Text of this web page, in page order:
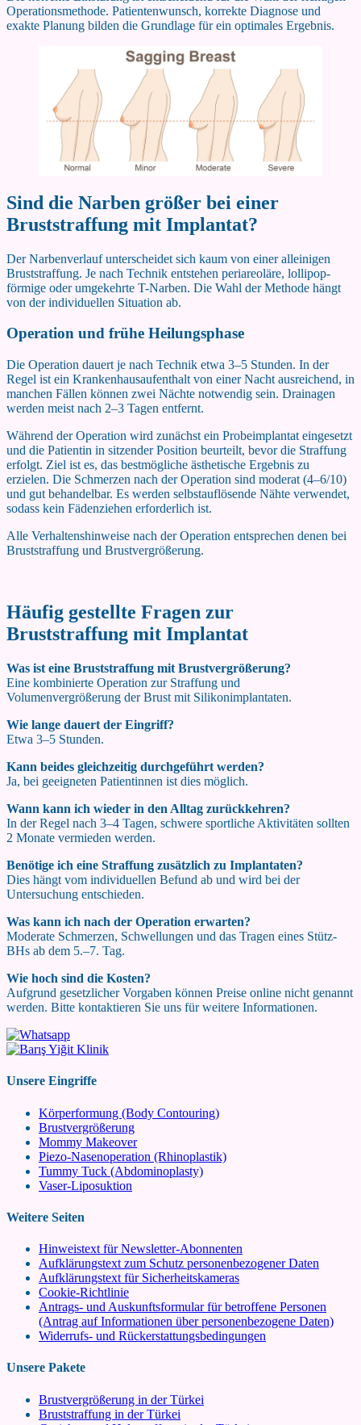
Operationsmethode. Patientenwunsch, korrekte Diagnose und
exakte Planung bilden die Grundlage für ein optimales Ergebnis.
Sind die Narben größer bei einer
Bruststraffung mit Implantat?
Der Narbenverlauf unterscheidet sich kaum von einer alleinigen
Bruststraffung. Je nach Technik entstehen periareoläre, lollipop-
förmige oder umgekehrte T-Narben. Die Wahl der Methode hängt
von der individuellen Situation ab.
Operation und frühe Heilungsphase
Die Operation dauert je nach Technik etwa 3–5 Stunden. In der
Regel ist ein Krankenhausaufenthalt von einer Nacht ausreichend, in
manchen Fällen können zwei Nächte notwendig sein. Drainagen
werden meist nach 2–3 Tagen entfernt.
Während der Operation wird zunächst ein Probeimplantat eingesetzt
und die Patientin in sitzender Position beurteilt, bevor die Straffung
erfolgt. Ziel ist es, das bestmögliche ästhetische Ergebnis zu
erzielen. Die Schmerzen nach der Operation sind moderat (4–6/10)
und gut behandelbar. Es werden selbstauflösende Nähte verwendet,
sodass kein Fädenziehen erforderlich ist.
Alle Verhaltenshinweise nach der Operation entsprechen denen bei
Bruststraffung und Brustvergrößerung.
Häufig gestellte Fragen zur
Bruststraffung mit Implantat
Was ist eine Bruststraffung mit Brustvergrößerung?
Eine kombinierte Operation zur Straffung und
Volumenvergrößerung der Brust mit Silikonimplantaten.
Wie lange dauert der Eingriff?
Etwa 3–5 Stunden.
Kann beides gleichzeitig durchgeführt werden?
Ja, bei geeigneten Patientinnen ist dies möglich.
Wann kann ich wieder in den Alltag zurückkehren?
In der Regel nach 3–4 Tagen, schwere sportliche Aktivitäten sollten
2 Monate vermieden werden.
Benötige ich eine Straffung zusätzlich zu Implantaten?
Dies hängt vom individuellen Befund ab und wird bei der
Untersuchung entschieden.
Was kann ich nach der Operation erwarten?
Moderate Schmerzen, Schwellungen und das Tragen eines Stütz-
BHs ab dem 5.–7. Tag.
Wie hoch sind die Kosten?
Aufgrund gesetzlicher Vorgaben können Preise online nicht genannt
werden. Bitte kontaktieren Sie uns für weitere Informationen.
Unsere Eingriffe
Körperformung (Body Contouring)
Brustvergrößerung
Mommy Makeover
Piezo-Nasenoperation (Rhinoplastik)
Tummy Tuck (Abdominoplasty)
Vaser-Liposuktion
Weitere Seiten
Hinweistext für Newsletter-Abonnenten
Aufklärungstext zum Schutz personenbezogener Daten
Aufklärungstext für Sicherheitskameras
Cookie-Richtlinie
Antrags- und Auskunftsformular für betroffene Personen
(Antrag auf Informationen über personenbezogene Daten)
Widerrufs- und Rückerstattungsbedingungen
Unsere Pakete
Brustvergrößerung in der Türkei
Bruststraffung in der Türkei